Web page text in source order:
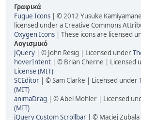
Γραφικά
Fugue Icons | © 2012 Yusuke
licensed under a Creative Commons
Oxygen Icons | These icons are licensed
Λογισμικό
JQuery | © John Resig | Licensed under
hoverIntent | © Brian Cherne | Licensed
License (MIT)
SCEditor | © Sam Clarke | Licensed under
(MIT)
animaDrag | © Abel Mohler | Licensed
(MIT)
jQuery Custom Scrollbar | © Maciej